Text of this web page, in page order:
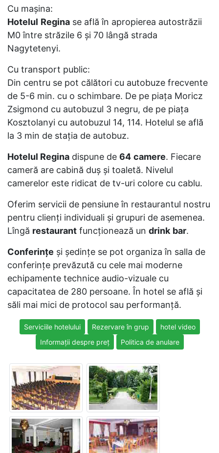
Cu maşina:
Hotelul Regina se află în apropierea autostrăzii
M0 între străzile 6 şi 70 lângă strada
Nagytetenyi.
Cu transport public:
Din centru se pot călători cu autobuze frecvente
de 5-6 min. cu o schimbare. De pe piaţa Moricz
Zsigmond cu autobuzul 3 negru, de pe piaţa
Kosztolanyi cu autobuzul 14, 114. Hotelul se află
la 3 min de staţia de autobuz.
Hotelul Regina dispune de 64 camere. Fiecare
cameră are cabină duş şi toaletă. Nivelul
camerelor este ridicat de tv-uri colore cu cablu.
Oferim servicii de pensiune în restaurantul nostru
pentru clienţi individuali şi grupuri de asemenea.
Lîngă restaurant funcţionează un drink bar.
Conferinţe şi şedinţe se pot organiza în salla de
conferinţe prevăzută cu cele mai moderne
echipamente technice audio-vizuale cu
capacitatea de 280 persoane. În hotel se află şi
săli mai mici de protocol sau performanţă.
Serviciile hotelului Rezervare în grup
hotel video
Informații despre preț
Politica de anulare